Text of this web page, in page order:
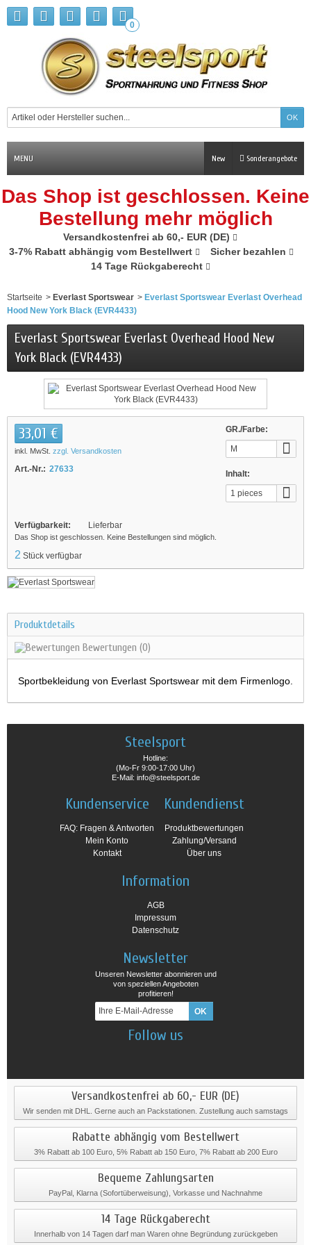
0
MENU Sonderangebote
New
Das Shop ist geschlossen. Keine
Bestellung mehr möglich
Versandkostenfrei ab 60,- EUR (DE)
3-7% Rabatt abhängig vom Bestellwert
Sicher bezahlen
14 Tage Rückgaberecht
Startseite > Everlast Sportswear > Everlast Sportswear Everlast Overhead
Hood New York Black (EVR4433)
Everlast Sportswear Everlast Overhead Hood New
York Black (EVR4433)
GR./Farbe:
M
Inhalt:
1 pieces
33,01 €
inkl. MwSt. zzgl. Versandkosten
Art.-Nr.: 27633
Verfügbarkeit: Lieferbar
Das Shop ist geschlossen. Keine Bestellungen sind möglich.
2 Stück verfügbar
Produktdetails
Bewertungen (0)
Sportbekleidung von Everlast Sportswear mit dem Firmenlogo.
Steelsport
Hotline:
(Mo-Fr 9:00-17:00 Uhr)
E-Mail: info@steelsport.de
Kundenservice
FAQ: Fragen & Antworten
Mein Konto
Kontakt
Kundendienst
Produktbewertungen
Zahlung/Versand
Über uns
Information
AGB
Impressum
Datenschutz
Newsletter
Unseren Newsletter abonnieren und
von speziellen Angeboten
profitieren!
Follow us
Versandkostenfrei ab 60,- EUR (DE)
Wir senden mit DHL. Gerne auch an Packstationen. Zustellung auch samstags
Rabatte abhängig vom Bestellwert
3% Rabatt ab 100 Euro, 5% Rabatt ab 150 Euro, 7% Rabatt ab 200 Euro
Bequeme Zahlungsarten
PayPal, Klarna (Sofortüberweisung), Vorkasse und Nachnahme
14 Tage Rückgaberecht
Innerhalb von 14 Tagen darf man Waren ohne Begründung zurückgeben